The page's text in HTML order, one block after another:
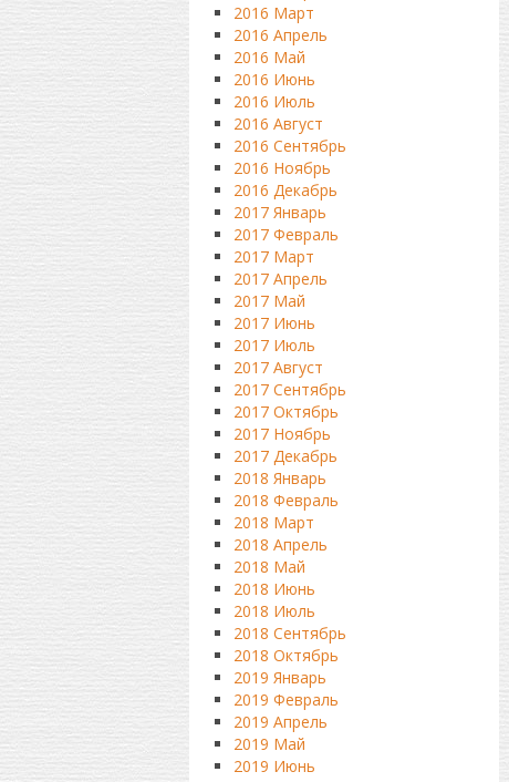
2016 Март
2016 Апрель
2016 Май
2016 Июнь
2016 Июль
2016 Август
2016 Сентябрь
2016 Ноябрь
2016 Декабрь
2017 Январь
2017 Февраль
2017 Март
2017 Апрель
2017 Май
2017 Июнь
2017 Июль
2017 Август
2017 Сентябрь
2017 Октябрь
2017 Ноябрь
2017 Декабрь
2018 Январь
2018 Февраль
2018 Март
2018 Апрель
2018 Май
2018 Июнь
2018 Июль
2018 Сентябрь
2018 Октябрь
2019 Январь
2019 Февраль
2019 Апрель
2019 Май
2019 Июнь